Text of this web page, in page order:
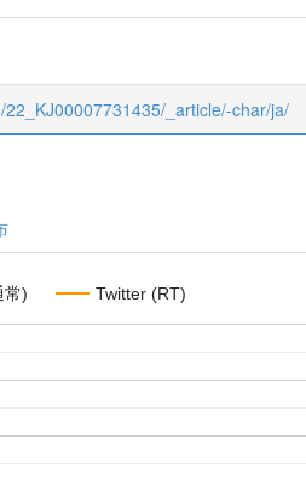
_article/-char/ja/
常) Twitter (RT)